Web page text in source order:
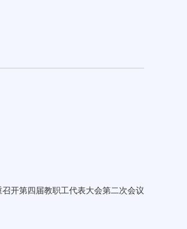
召开第四届教职工代表大会第二次会议